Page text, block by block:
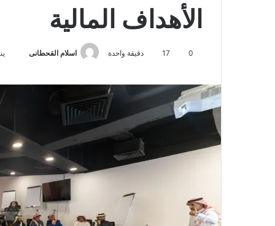
الأهداف المالية
اسلام القحطانى 0
17 دقيقة واحدة